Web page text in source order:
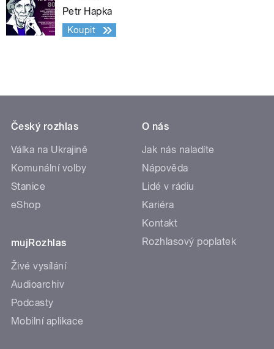
Petr Hapka
Koupit
Český rozhlas
Válka na Ukrajině
Komunální volby
Stanice
eShop
mujRozhlas
Živé vysílání
Audioarchiv
Podcasty
Mobilní aplikace
O nás
Jak nás naladíte
Nápověda
Lidé v rádiu
Kariéra
Kontakt
Rozhlasový poplatek